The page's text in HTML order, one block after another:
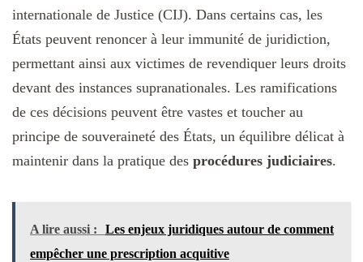
internationale de Justice (CIJ). Dans certains cas, les
États peuvent renoncer à leur immunité de juridiction,
permettant ainsi aux victimes de revendiquer leurs droits
devant des instances supranationales. Les ramifications
de ces décisions peuvent être vastes et toucher au
principe de souveraineté des États, un équilibre délicat à
maintenir dans la pratique des procédures judiciaires.
A lire aussi :
Les enjeux juridiques autour de comment
empêcher une prescription acquitive